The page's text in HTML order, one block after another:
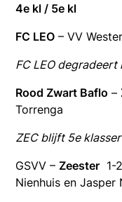
4e kl / 5e kl
FC LEO – VV
FC LEO degradeert
Rood Zwart Baflo –
Torrenga
ZEC blijft 5e klasser
GSVV –Zeester 1-
Nienhuis en Jasper